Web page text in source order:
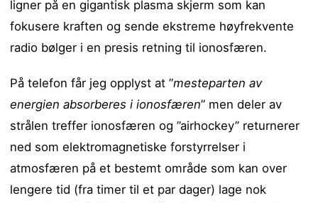
ligner på en gigantisk plasma skjerm som kan
fokusere kraften og sende ekstreme høyfrekvente
radio bølger i en presis retning til ionosfæren.
På telefon får jeg opplyst at ”mesteparten av
energien absorberes i ionosfæren” men deler av
strålen treffer ionosfæren og ”airhockey” returnerer
ned som elektromagnetiske forstyrrelser i
atmosfæren på et bestemt område som kan over
lengere tid (fra timer til et par dager) lage nok